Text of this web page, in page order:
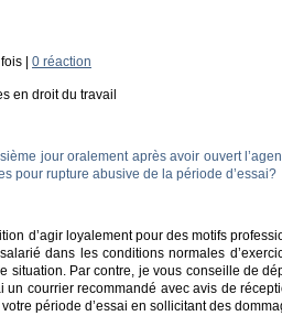
| 0 réaction
en droit du travail
jour oralement après avoir ouvert
pour rupture abusive de la période d’essai?
d’agir loyalement pour des motifs
dans les conditions normales
situation. Par contre, je vous conseille de
courrier recommandé avec avis de
période d’essai en sollicitant des